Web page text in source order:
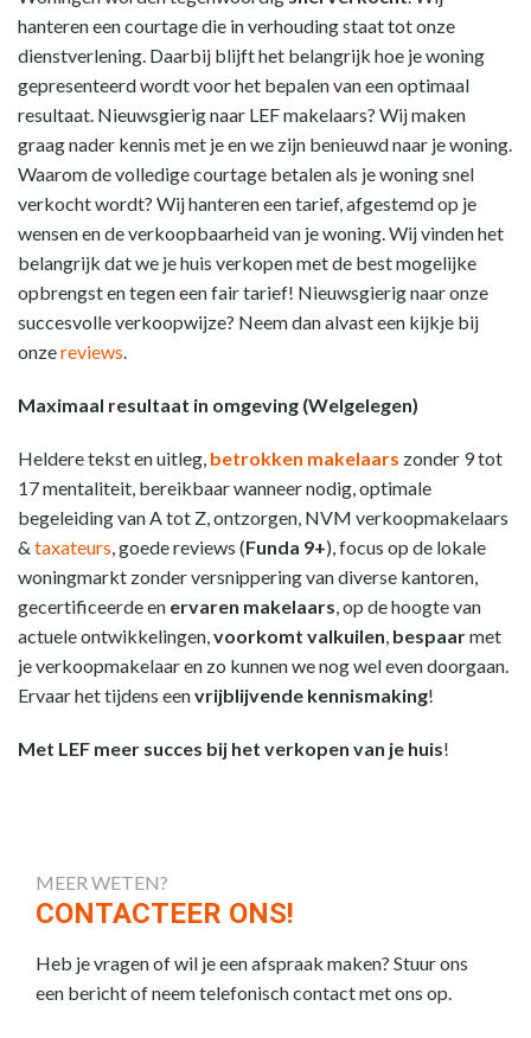
hanteren een courtage die in verhouding staat tot onze
dienstverlening. Daarbij blijft het belangrijk hoe je woning
gepresenteerd wordt voor het bepalen van een optimaal
resultaat. Nieuwsgierig naar LEF makelaars? Wij maken
graag nader kennis met je en we zijn benieuwd naar je woning.
Waarom de volledige courtage betalen als je woning snel
verkocht wordt? Wij hanteren een tarief, afgestemd op je
wensen en de verkoopbaarheid van je woning. Wij vinden het
belangrijk dat we je huis verkopen met de best mogelijke
opbrengst en tegen een fair tarief! Nieuwsgierig naar onze
succesvolle verkoopwijze? Neem dan alvast een kijkje bij
onzereviews.
Maximaal resultaat in omgeving (Welgelegen)
Heldere tekst en uitleg, betrokken makelaars zonder 9 tot
17 mentaliteit, bereikbaar wanneer nodig, optimale
begeleiding van A tot Z, ontzorgen, NVM verkoopmakelaars
& taxateurs, goede reviews (Funda 9+), focus op de lokale
woningmarkt zonder versnippering van diverse kantoren,
gecertificeerde en ervaren makelaars, op de hoogte van
actuele ontwikkelingen,voorkomt valkuilen, bespaarmet
je verkoopmakelaar en zo kunnen we nog wel even doorgaan.
Ervaar het tijdens eenvrijblijvende kennismaking!
Met LEF meer succes bij het verkopen van je huis!
MEER WETEN?
CONTACTEER ONS!
Heb je vragen of wil je een afspraak maken? Stuur ons
een bericht of neem telefonisch contact met ons op.